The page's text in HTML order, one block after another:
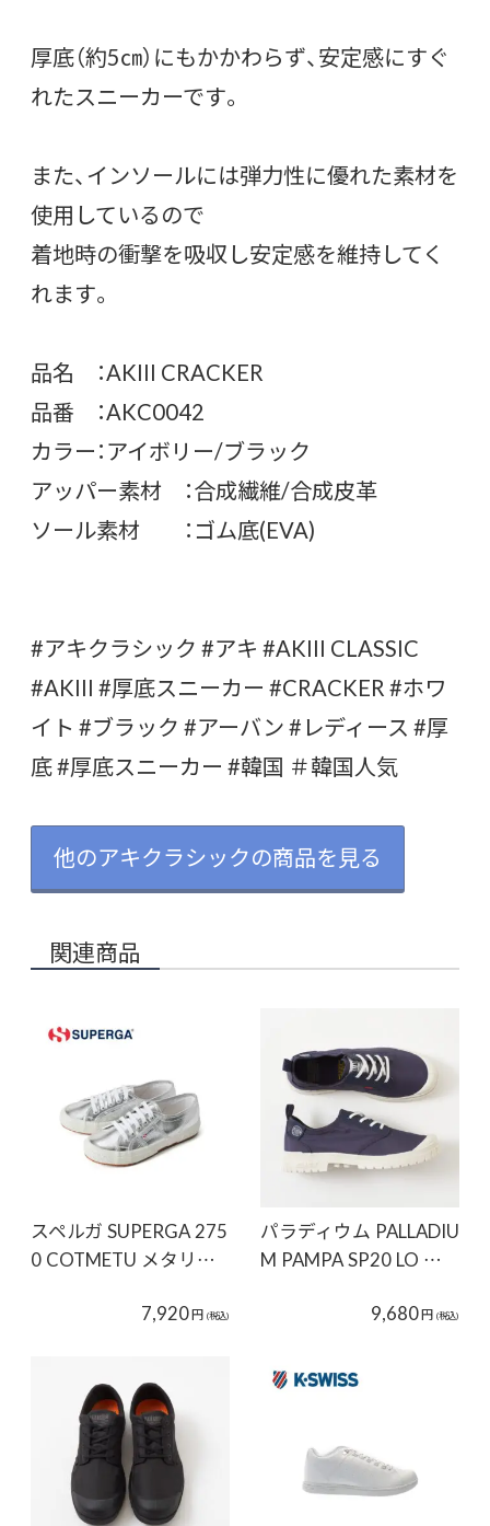
厚底（約5㎝）にもかかわらず、安定感にすぐ
れたスニーカーです。
また、インソールには弾力性に優れた素材を
使用しているので
着地時の衝撃を吸収し安定感を維持してく
れます。
品名 ：AKIII CRACKER
品番 ：AKC0042
カラー：アイボリー/ブラック
アッパー素材 ：合成繊維/合成皮革
ソール素材 ：ゴム底(EVA)
#アキクラシック #アキ #AKIII CLASSIC
#AKIII #厚底スニーカー #CRACKER #ホワ
イト #ブラック #アーバン #レディース #厚
底 #厚底スニーカー #韓国 ＃韓国人気
他のアキクラシックの商品を見る
関連商品
スペルガ SUPERGA 275
0 COTMETU メタリ…
7,920円 (税込)
パラディウム PALLADIU
M PAMPA SP20 LO …
9,680円 (税込)